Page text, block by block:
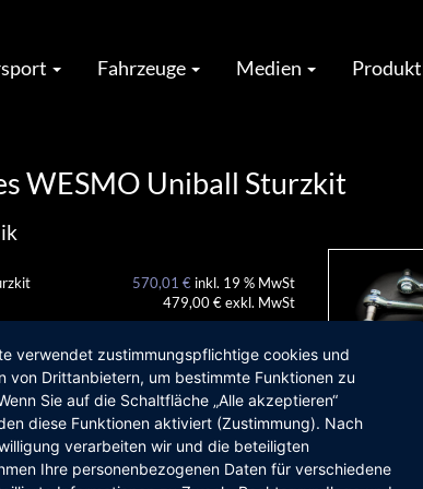
Fahrzeuge Medien
WESMO Uniball Sturzkit
570,01 € inkl. 19 % MwSt
479,00 € exkl. MwSt
verwendet zustimmungspflichtige cookies und
von Drittanbietern, um bestimmte Funktionen zu
Sie auf die Schaltfläche „Alle akzeptieren“
diese Funktionen aktiviert (Zustimmung). Nach
verarbeiten wir und die beteiligten
Ihre personenbezogenen Daten für verschiedene